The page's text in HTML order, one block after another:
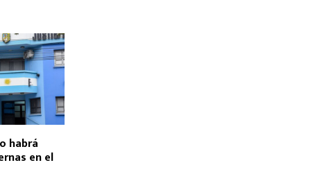
habrá
en el